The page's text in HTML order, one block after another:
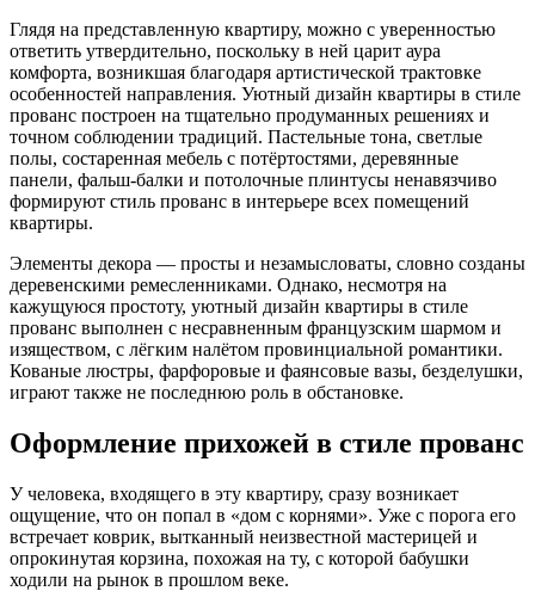
Глядя на представленную квартиру, можно с уверенностью
ответить утвердительно, поскольку в ней царит аура
комфорта, возникшая благодаря артистической трактовке
особенностей направления. Уютный дизайн квартиры в стиле
прованс построен на тщательно продуманных решениях и
точном соблюдении традиций. Пастельные тона, светлые
полы, состаренная мебель с потёртостями, деревянные
панели, фальш-балки и потолочные плинтусы ненавязчиво
формируют стиль прованс в интерьере всех помещений
квартиры.
Элементы декора — просты и незамысловаты, словно созданы
деревенскими ремесленниками. Однако, несмотря на
кажущуюся простоту, уютный дизайн квартиры в стиле
прованс выполнен с несравненным французским шармом и
изяществом, с лёгким налётом провинциальной романтики.
Кованые люстры, фарфоровые и фаянсовые вазы, безделушки,
играют также не последнюю роль в обстановке.
Оформление прихожей в стиле прованс
У человека, входящего в эту квартиру, сразу возникает
ощущение, что он попал в «дом с корнями». Уже с порога его
встречает коврик, вытканный неизвестной мастерицей и
опрокинутая корзина, похожая на ту, с которой бабушки
ходили на рынок в прошлом веке.